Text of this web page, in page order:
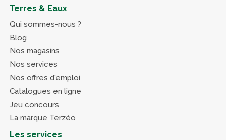
Terres & Eaux
Qui sommes-nous ?
Blog
Nos magasins
Nos services
Nos offres d'emploi
Catalogues en ligne
Jeu concours
La marque Terzéo
Les services